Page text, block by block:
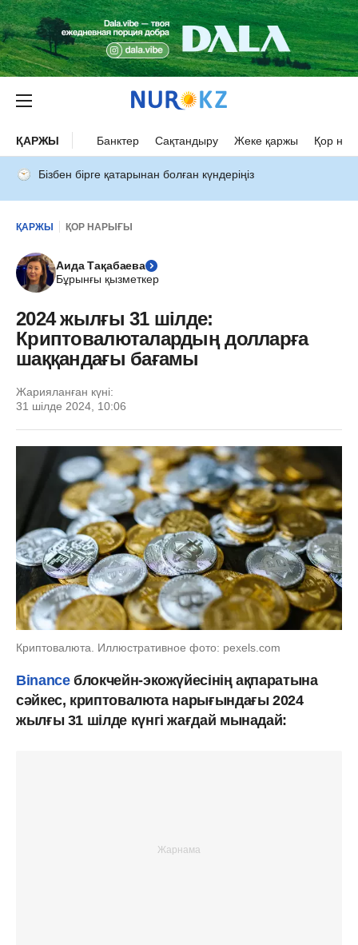
ҚАРЖЫ Банктер Сақтандыру Жеке қаржы Қор
Бізбен бірге қатарынан болған күндеріңіз
ҚАРЖЫ ҚОР НАРЫҒЫ
Аида Тақабаева
Бұрынғы қызметкер
2024 жылғы 31 шілде:
Криптовалюталардың долларға
шаққандағы бағамы
Жарияланған күні:
31 шілде 2024, 10:06
Криптовалюта. Иллюстративное фото: pexels.com
Binanceблокчейн-экожүйесінің ақпаратына
сәйкес, криптовалюта нарығындағы 2024
жылғы 31 шілде күнгі жағдай мынадай: